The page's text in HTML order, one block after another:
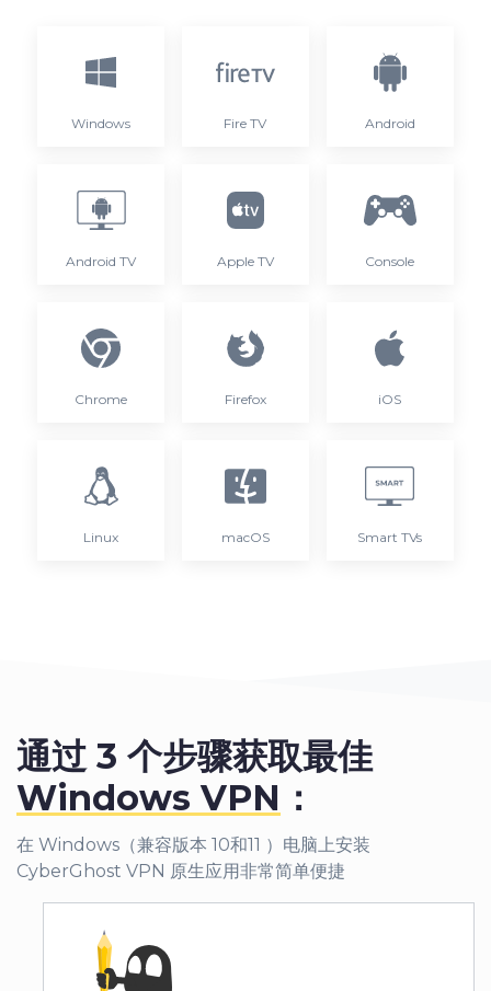
Windows Fire TV Android
Android TV Apple TV Console
Chrome Firefox iOS
Linux macOS Smart TVs
通过 3 个步骤获取最佳
Windows VPN ：
在 Windows（兼容版本 10和11 ）电脑上安装
CyberGhost VPN 原生应用非常简单便捷